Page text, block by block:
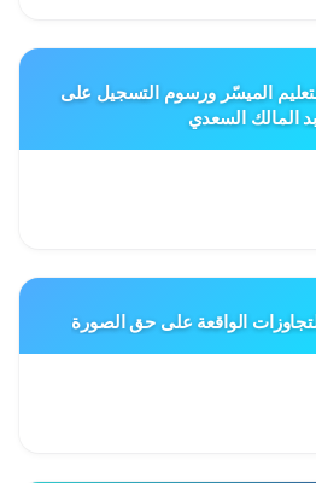
الميسّر ورسوم التسجيل على
المالك السعدي
الواقعة على حق الصورة